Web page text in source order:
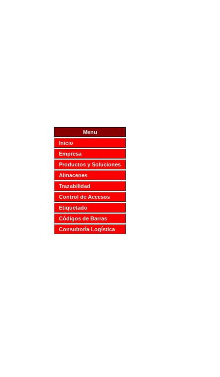
Menu
Inicio
Empresa
Productos y Soluciones
Almacenes
Trazabilidad
Control de Accesos
Etiquetado
Códigos de Barras
Consultoría Logística